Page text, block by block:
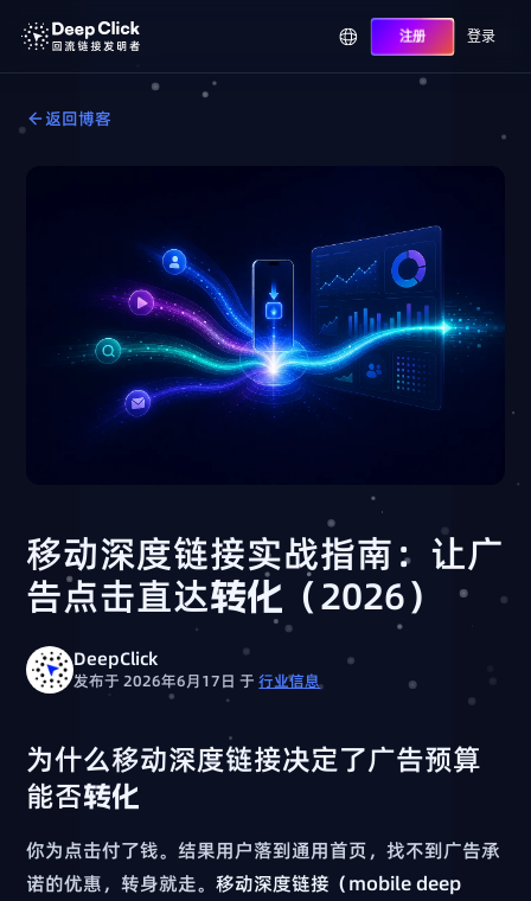
注册 登录
返回博客
移动深度链接实战指南：让广
告点击直达转化（2026）
DeepClick
发布于 2026年6月17日于行业信息
为什么移动深度链接决定了广告预算
能否转化
你为点击付了钱。结果用户落到通用首页，找不到广告承
诺的优惠，转身就走。移动深度链接（mobile deep